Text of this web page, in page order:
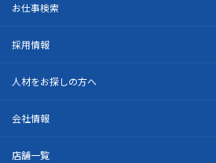
お仕事検索
採用情報
人材をお探しの方へ
会社情報
店舗一覧